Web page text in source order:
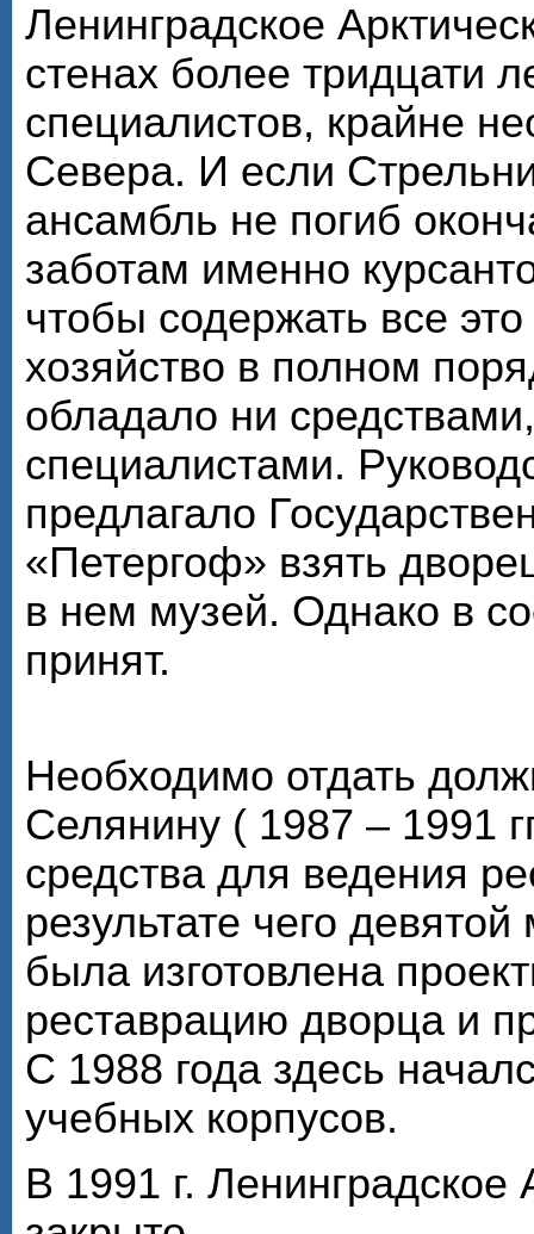
Ленинградское
стенах более тридцати
специалистов, крайне
Севера. И если
ансамбль не погиб
заботам именно
чтобы содержать все
хозяйство в полном
обладало ни
специалистами.
предлагало
«Петергоф» взять
в нем музей. Однако в
принят.
Необходимо отдать
Селянину ( 1987 – 1991
средства для ведения
результате чего
была изготовлена
реставрацию дворца и
С 1988 года здесь
учебных корпусов.
В 1991 г.